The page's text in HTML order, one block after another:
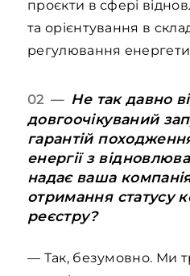
проєкти в сфері
та орієнтування в
регулювання
02 — Не так давно
довгоочікуваний
гарантій
енергії з
надає ваша
отримання статусу
реєстру?
— Так, безумовно. Ми